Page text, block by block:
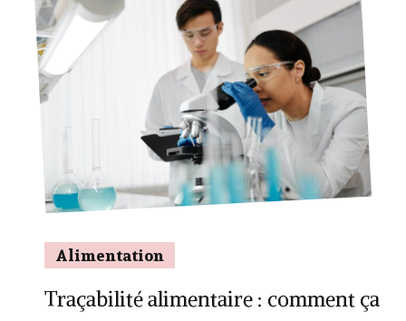
Alimentation
Traçabilité alimentaire : comment ça